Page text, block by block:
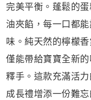
完美平衡。蓬鬆的
油夾餡，每一口都
味。純天然的檸檬
僅能帶給寶寶全新
釋手。這款充滿活
成長禮增添一份難忘